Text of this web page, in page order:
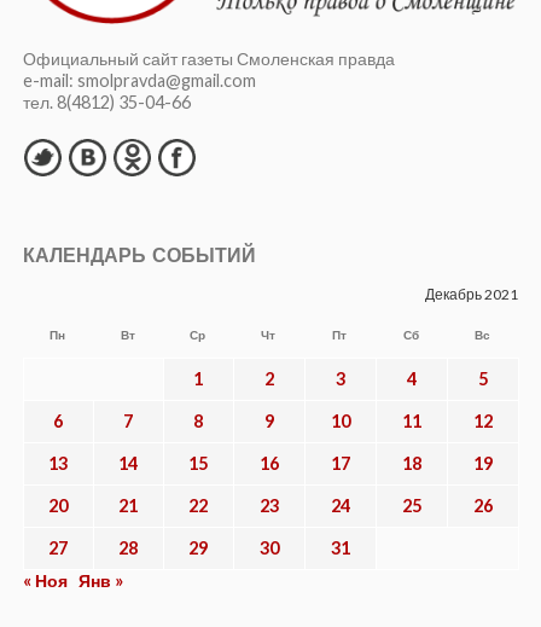
Официальный сайт газеты Смоленская правда
e-mail: smolpravda@gmail.com
тел. 8(4812) 35-04-66
КАЛЕНДАРЬ СОБЫТИЙ
Декабрь 2021
Пн Вт Ср Чт Пт Сб Вс
1 2 3 4 5
6 7 8 9 10 11 12
13 14 15 16 17 18 19
20 21 22 23 24 25 26
27 28 29 30
31
« Ноя Янв »